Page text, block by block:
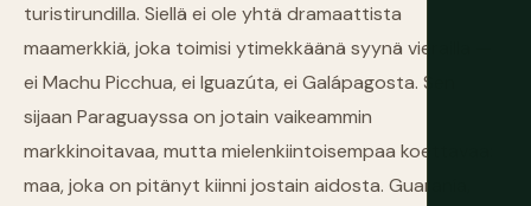
turistirundilla. Siellä ei ole yhtä dramaattista
maamerkkiä, joka toimisi ytimekkäänä syynä vierailla —
ei Machu Picchua, ei Iguazúta, ei Galápagosta. Sen
sijaan Paraguayssa on jotain vaikeammin
markkinoitavaa, mutta mielenkiintoisempaa koettavaa:
maa, joka on pitänyt kiinni jostain aidosta. Guaranía,